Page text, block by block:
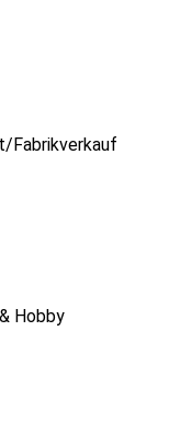
Fabrikverkauf
Hobby